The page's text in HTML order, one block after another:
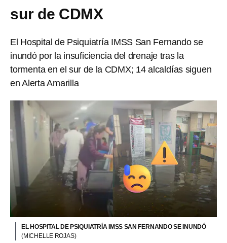
sur de CDMX
El Hospital de Psiquiatría IMSS San Fernando se
inundó por la insuficiencia del drenaje tras la
tormenta en el sur de la CDMX; 14 alcaldías siguen
en Alerta Amarilla
EL HOSPITAL DE PSIQUIATRÍA IMSS SAN FERNANDO SE INUNDÓ
(MICHELLE ROJAS)